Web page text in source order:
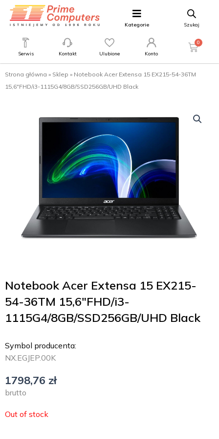
Kategorie Szukaj
Serwis Kontakt Ulubione Konto
0
Strona główna » Sklep » Notebook Acer Extensa 15 EX215-54-36TM
15,6″FHD/i3-1115G4/8GB/SSD256GB/UHD Black
Notebook Acer Extensa 15 EX215-
54-36TM 15,6″FHD/i3-
1115G4/8GB/SSD256GB/UHD Black
Symbol producenta:
NX.EGJEP.00K
1798,76 zł
brutto
Out of stock